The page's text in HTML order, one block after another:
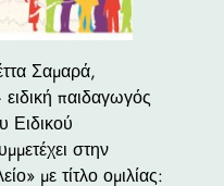
Σαμαρά,
παιδαγωγός
Ειδικού
στην
με τίτλο ομιλίας: